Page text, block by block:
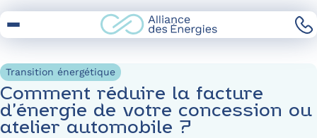
to
Transition énergétique
Comment réduire la facture
d’énergie de votre concession ou
atelier automobile ?